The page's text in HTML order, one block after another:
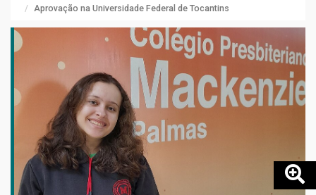
Aprovação na Universidade Federal de Tocantins